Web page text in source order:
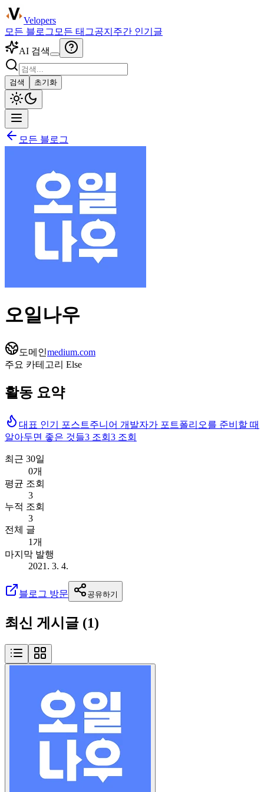
Velopers
모든 블로그 모든 태그공지 주간 인기글
AI 검색
검색 초기화
모든 블로그
오일나우
도메인medium.com
주요 카테고리 Else
활동 요약
대표 인기 포스트주니어 개발자가 포트폴리오를 준비할 때
알아두면 좋은 것들3 조회 3 조회
최근 30일
0개
평균 조회
3
누적 조회
3
전체 글
1개
마지막 발행
2021. 3. 4.
블로그 방문 공유하기
최신 게시글 (1)